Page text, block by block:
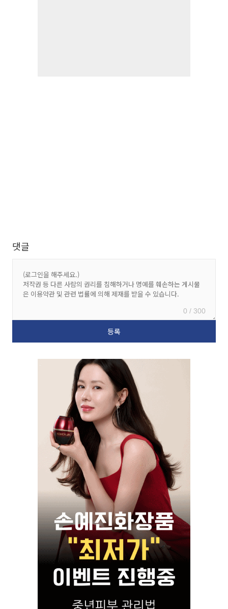
댓글
0 / 300